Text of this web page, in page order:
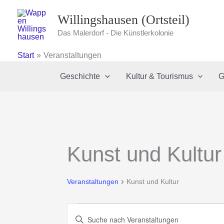
Inhalt
springen
Willingshausen (Ortsteil)
Das Malerdorf - Die Künstlerkolonie
Start Veranstaltungen
Geschichte Kultur & Tourismus
Kunst und Kultur
Veranstaltungen Kunst und Kultur
für
Bitte